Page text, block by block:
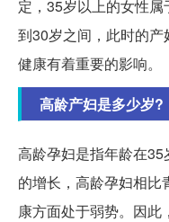
定，35岁以上的女性
到30岁之间，此时的
健康有着重要的影响。
高龄产妇是多少岁?
高龄孕妇是指年龄在
的增长，高龄孕妇相比
康方面处于弱势。因此